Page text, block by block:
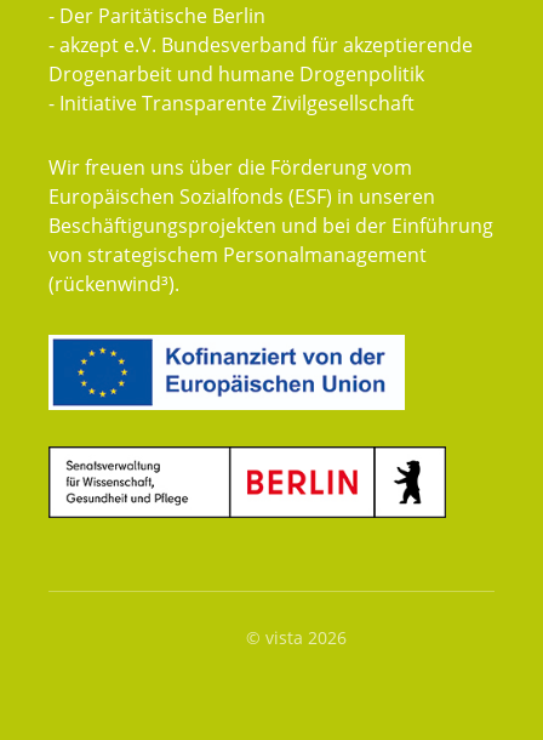
- Der Paritätische Berlin
- akzept e.V. Bundesverband für akzeptierende
Drogenarbeit und humane Drogenpolitik
- Initiative Transparente Zivilgesellschaft
Wir freuen uns über die Förderung vom
Europäischen Sozialfonds (ESF) in unseren
Beschäftigungsprojekten und bei der Einführung
von strategischem Personalmanagement
(rückenwind³).
© vista 2026